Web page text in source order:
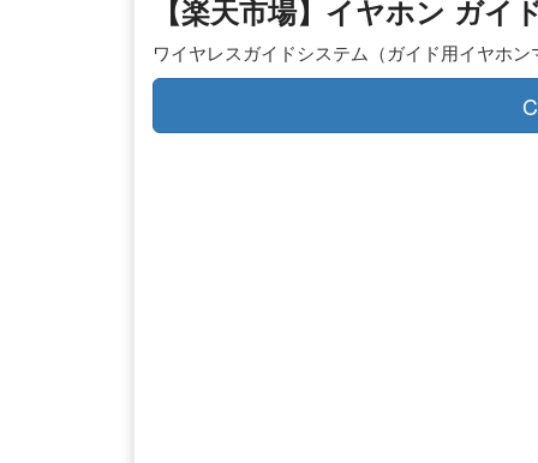
【楽天市場】イヤホン ガイ
ワイヤレスガイドシステム（ガイド用イヤホ